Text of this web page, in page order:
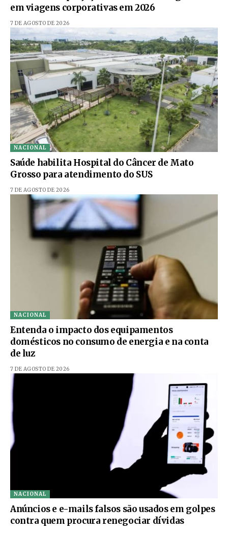
em viagens corporativas em 2026
7 DE AGOSTO DE 2026
NACIONAL
Saúde habilita Hospital do Câncer de Mato
Grosso para atendimento do SUS
7 DE AGOSTO DE 2026
NACIONAL
Entenda o impacto dos equipamentos
domésticos no consumo de energia e na conta
de luz
7 DE AGOSTO DE 2026
NACIONAL
Anúncios e e-mails falsos são usados em golpes
contra quem procura renegociar dívidas